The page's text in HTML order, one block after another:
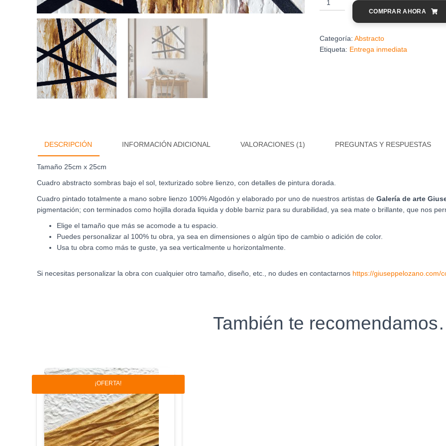
abstracto
el
sol
cantidad
COMPRAR AHORA
Categoría:Abstracto
Etiqueta: Entrega inmediata
DESCRIPCIÓN INFORMACIÓN ADICIONAL VALORACIONES (1) PREGUNTAS Y RESPUESTAS
Tamaño 25cm x 25cm
Cuadro abstracto sombras bajo el sol, texturizado sobre lienzo, con detalles de pintura dorada.
Cuadro pintado totalmente a mano sobre lienzo 100% Algodón y elaborado por uno de nuestros artistas de Galería de arte
pigmentación; con terminados como hojilla dorada liquida y doble barniz para su durabilidad, ya sea mateo brillante, que nos
Elige el tamaño que más se acomode a tu espacio.
Puedes personalizar al 100% tu obra, ya sea en dimensiones o algún tipo de cambio o adición de color.
Usa tu obra como más te guste, ya sea verticalmente u horizontalmente.
Si necesitas personalizar la obra con cualquier otro tamaño, diseño, etc., no dudes en contactarnos https://giuseppelozano.com/
También te
¡OFERTA!